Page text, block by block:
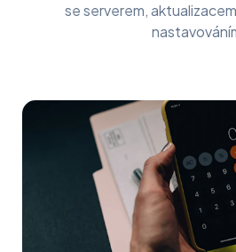
se serverem,